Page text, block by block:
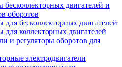
бесколлекторных двигателей и
оборотов
для бесколлекторных двигателей
для коллекторных двигателей
и регуляторы оборотов для
электродвигатели